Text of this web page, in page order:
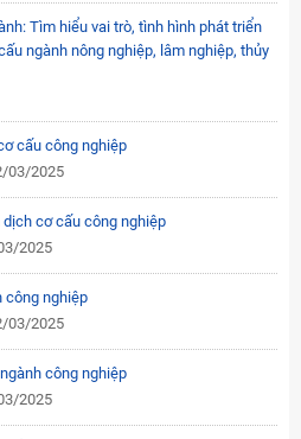
Tìm hiểu vai trò, tình hình phát triển
ngành nông nghiệp, lâm nghiệp, thủy
cấu công nghiệp
03/2025
dịch cơ cấu công nghiệp
2025
công nghiệp
03/2025
công nghiệp
2025